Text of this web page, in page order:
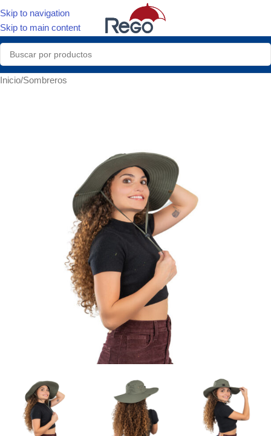
Skip to navigation
Skip to main content
Inicio/Sombreros